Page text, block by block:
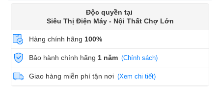
Độc quyền tại
Siêu Thị Điện Máy - Nội Thất Chợ Lớn
Hàng chính hãng 100%
Bảo hành chính hãng 1 năm (Chính sách)
Giao hàng miễn phí tận nơi (Xem chi tiết)